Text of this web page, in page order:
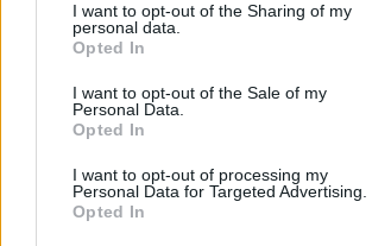
I want to opt-out of the Sharing of my
personal data.
Opted In
I want to opt-out of the Sale of my
Personal Data.
Opted In
I want to opt-out of processing my
Personal Data for Targeted Advertising.
Opted In